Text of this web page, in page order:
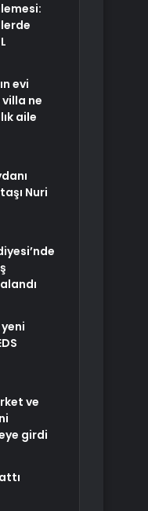
evi
villa ne
aile
Nuri
ve
girdi